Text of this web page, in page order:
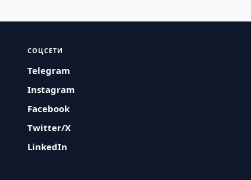
СОЦСЕТИ
Telegram
Instagram
Facebook
Twitter/X
LinkedIn